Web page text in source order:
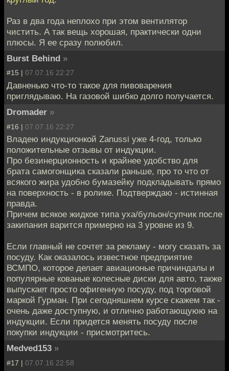
Раз в два года неплохо при этом вентилятор
чистить. А так вещь хорошая, практически одни
плюсы. Я ее сразу полюбил.
Burst Behind »
#15 | 07.07.16 22:27
Давненько что-то такое для пивоварения
приглядываю. На газовой шибко долго получается.
Dromader »
#16 | 07.07.16 22:27
Владею индукционкой Zanussi уже 4-год, только
положительные отзывы от индукции.
Про безинерционность и крайнее удобство для
брата самогонщика сказали раньше, про то что от
всякого жира удобно бумазейку подкладывать прямо
на поверхность - в ролике. Подтверждаю - истинная
правда.
Причем всякое жидкое типа уха/бульон/супчик после
закипания варится примерно на 3 уровне из 9.
Если главный не сочтет за рекламу - могу сказать за
посуду. Как оказалось известное предприятие
ВСМПО, которое делает авиационые причиндалы и
популярные кованые колесные диски для авто, также
выпускает просто офигенную посуду, под торговой
маркой Гурман. При сегодняшнем курсе скажем так -
очень даже доступную, и отлично работающуюю на
индукции. Если придется менять посуду после
покупки индукции - присмотритесь.
Medved153 »
#17 | 07.07.16 22:58